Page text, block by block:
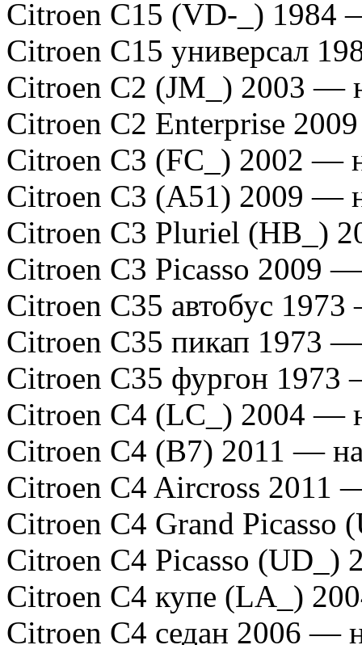
Citroen C15 (VD-_) 1984
Citroen C15 универсал
Citroen C2 (JM_) 2003 —
Citroen C2 Enterprise
Citroen C3 (FC_) 2002 —
Citroen C3 (A51) 2009 —
Citroen C3 Pluriel (HB_)
Citroen C3 Picasso 2009
Citroen C35 автобус
Citroen C35 пикап 1973
Citroen C35 фургон 1973
Citroen C4 (LC_) 2004 —
Citroen C4 (B7) 2011 —
Citroen C4 Aircross 2011
Citroen C4 Grand Picasso
Citroen C4 Picasso (UD_)
Citroen C4 купе (LA_)
Citroen C4 седан 2006 —